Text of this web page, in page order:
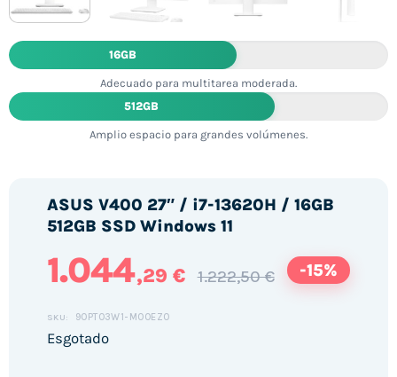
16GB
Adecuado para multitarea moderada.
512GB
Amplio espacio para grandes volúmenes.
ASUS V400 27″ / i7-13620H / 16GB
512GB SSD Windows 11
1.044,29 € 1.222,50 € -15%
SKU: 90PT03W1-M00EZ0
Esgotado